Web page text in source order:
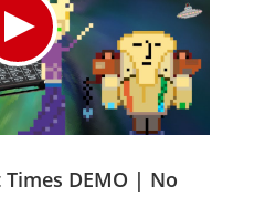
DEMO | No